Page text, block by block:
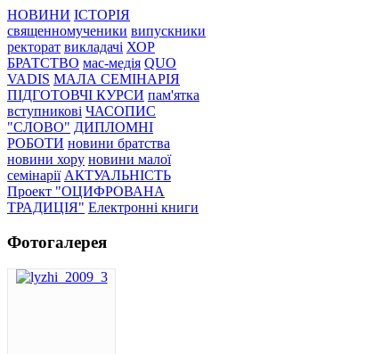
НОВИНИ ІСТОРІЯ
священномученики випускники
ректорат викладачі ХОР
БРАТСТВО мас-медія QUO
VADIS МАЛА СЕМІНАРІЯ
ПІДГОТОВЧІ КУРСИ пам'ятка
вступникові ЧАСОПИС
"СЛОВО" ДИПЛОМНІ
РОБОТИ новини братства
новини хору новини малої
семінарії АКТУАЛЬНІСТЬ
Проект "ОЦИФРОВАНА
ТРАДИЦІЯ" Електронні книги
Фотогалерея